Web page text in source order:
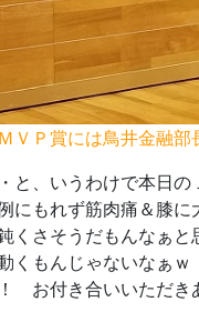
ＭＶＰ賞には鳥井金融部
と、いうわけで本日
にもれず筋肉痛＆膝に
くさそうだもんなぁ
くもんじゃないなぁｗ
お付き合いいただき